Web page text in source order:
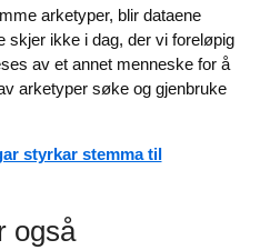
arketyper, blir dataene
skjer ikke i dag, der vi foreløpig
av et annet menneske for å
arketyper søke og gjenbruke
styrkar stemma til
også